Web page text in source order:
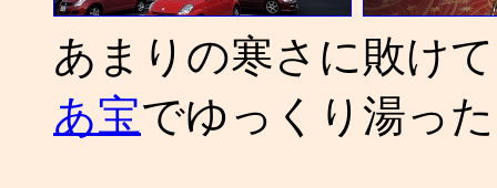
あまりの寒さに敗け
あ宝でゆっくり湯っ